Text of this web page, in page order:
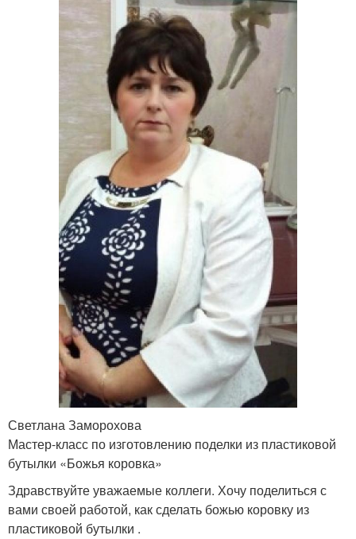
Светлана Заморохова
Мастер-класс по изготовлению поделки из пластиковой
бутылки «Божья коровка»
Здравствуйте уважаемые коллеги. Хочу поделиться с
вами своей работой, как сделать божью коровку из
пластиковой бутылки .